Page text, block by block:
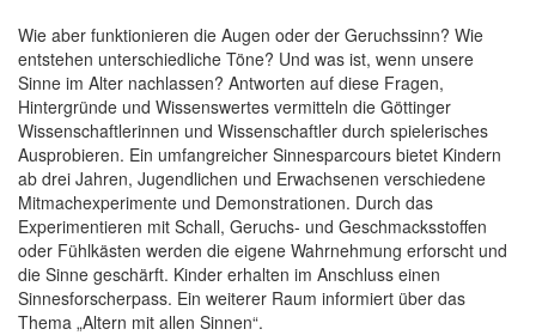
Wie aber funktionieren die Augen oder der Geruchssinn? Wie
entstehen unterschiedliche Töne? Und was ist, wenn unsere
Sinne im Alter nachlassen? Antworten auf diese Fragen,
Hintergründe und Wissenswertes vermitteln die Göttinger
Wissenschaftlerinnen und Wissenschaftler durch spielerisches
Ausprobieren. Ein umfangreicher Sinnesparcours bietet Kindern
ab drei Jahren, Jugendlichen und Erwachsenen verschiedene
Mitmachexperimente und Demonstrationen. Durch das
Experimentieren mit Schall, Geruchs- und Geschmacksstoffen
oder Fühlkästen werden die eigene Wahrnehmung erforscht und
die Sinne geschärft. Kinder erhalten im Anschluss einen
Sinnesforscherpass. Ein weiterer Raum informiert über das
Thema „Altern mit allen Sinnen“.